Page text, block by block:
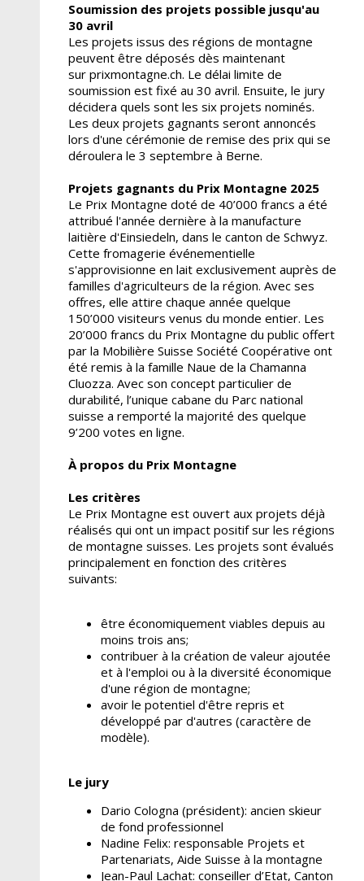
Soumission des projets possible jusqu'au
30 avril
Les projets issus des régions de montagne
peuvent être déposés dès maintenant
sur prixmontagne.ch. Le délai limite de
soumission est fixé au 30 avril. Ensuite, le jury
décidera quels sont les six projets nominés.
Les deux projets gagnants seront annoncés
lors d'une cérémonie de remise des prix qui se
déroulera le 3 septembre à Berne.
Projets gagnants du Prix Montagne 2025
Le Prix Montagne doté de 40’000 francs a été
attribué l'année dernière à la manufacture
laitière d'Einsiedeln, dans le canton de Schwyz.
Cette fromagerie événementielle
s'approvisionne en lait exclusivement auprès de
familles d'agriculteurs de la région. Avec ses
offres, elle attire chaque année quelque
150’000 visiteurs venus du monde entier. Les
20’000 francs du Prix Montagne du public offert
par la Mobilière Suisse Société Coopérative ont
été remis à la famille Naue de la Chamanna
Cluozza. Avec son concept particulier de
durabilité, l’unique cabane du Parc national
suisse a remporté la majorité des quelque
9’200 votes en ligne.
À propos du Prix Montagne
Les critères
Le Prix Montagne est ouvert aux projets déjà
réalisés qui ont un impact positif sur les régions
de montagne suisses. Les projets sont évalués
principalement en fonction des critères
suivants:
être économiquement viables depuis au
moins trois ans;
contribuer à la création de valeur ajoutée
et à l'emploi ou à la diversité économique
d'une région de montagne;
avoir le potentiel d'être repris et
développé par d'autres (caractère de
modèle).
Le jury
Dario Cologna (président): ancien skieur
de fond professionnel
Nadine Felix: responsable Projets et
Partenariats, Aide Suisse à la montagne
Jean-Paul Lachat: conseiller d’Etat, Canton